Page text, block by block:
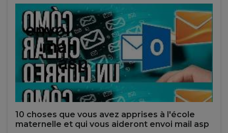
10 choses que vous avez apprises à l'école
maternelle et qui vous aideront envoi mail asp